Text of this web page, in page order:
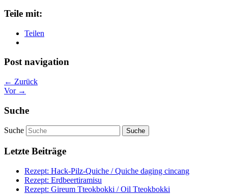
Teile mit:
Teilen
Post navigation
← Zurück
Vor →
Suche
Suche
Letzte Beiträge
Rezept: Hack-Pilz-Quiche / Quiche daging cincang
Rezept: Erdbeertiramisu
Rezept: Gireum Tteokbokki / Oil Tteokbokki